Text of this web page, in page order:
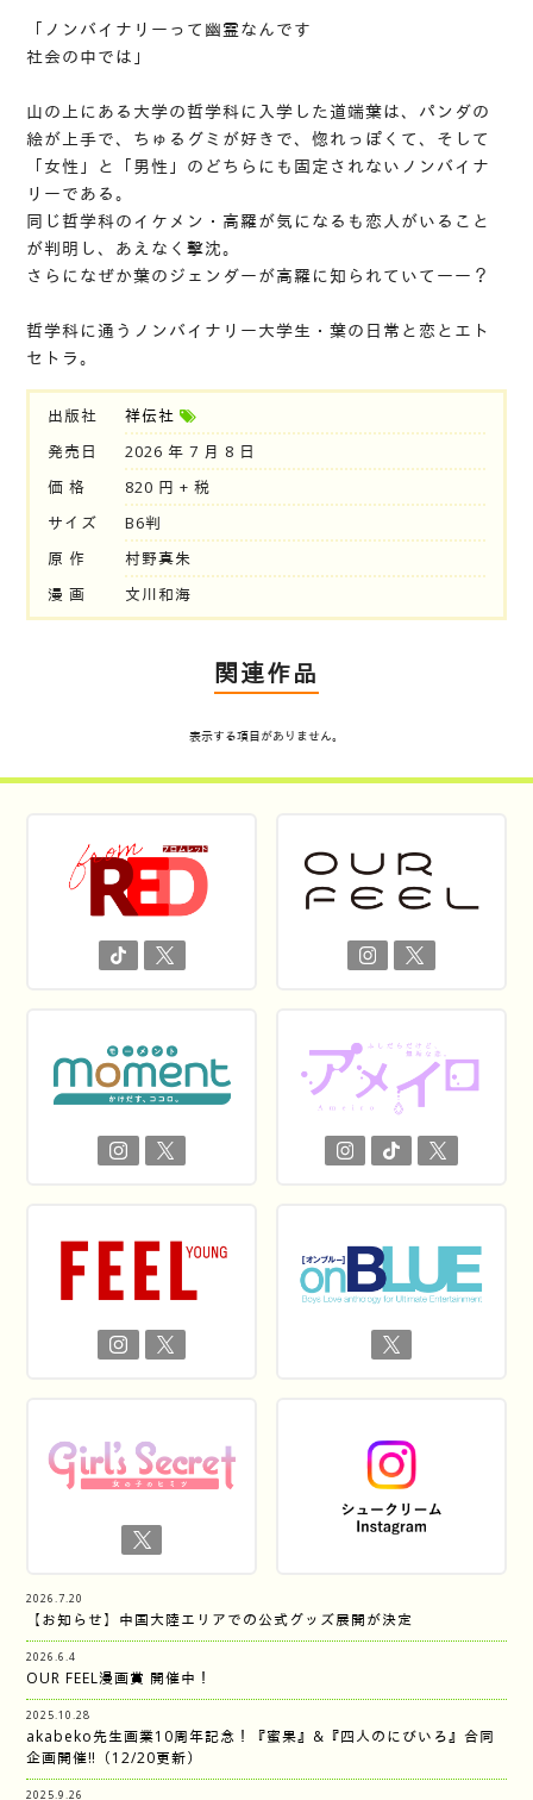
「ノンバイナリーって幽霊なんです
社会の中では」
山の上にある大学の哲学科に入学した道端葉は、パンダの
絵が上手で、ちゅるグミが好きで、惚れっぽくて、そして
「女性」と「男性」のどちらにも固定されないノンバイナ
リーである。
同じ哲学科のイケメン・高羅が気になるも恋人がいること
が判明し、あえなく撃沈。
さらになぜか葉のジェンダーが高羅に知られていてーー？
哲学科に通うノンバイナリー大学生・葉の日常と恋とエト
セトラ。
出版社
祥伝社
発売日
2026 年 7 月 8 日
価 格
820 円 + 税
サイズ
B6判
原 作
村野真朱
漫 画
文川和海
関連作品
表示する項目がありません。
2026.7.20
【お知らせ】中国大陸エリアでの公式グッズ展開が決定
2026.6.4
OUR FEEL漫画賞 開催中！
2025.10.28
akabeko先生画業10周年記念！『蜜果』&『四人のにびいろ』合同
企画開催‼︎（12/20更新）
2025.9.26